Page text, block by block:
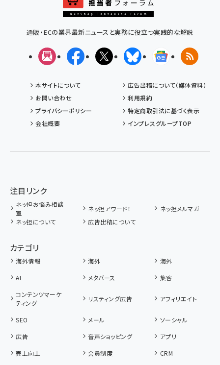
通販・ECの業界最新ニュースと実務に役立つ実践的な解説
メルマガFacebookX(エックス)BlueskyGoogleニュ
RSS
本サイトについて
広告出稿について（媒体資料）
お問い合わせ
利用規約
プライバシーポリシー
特定商取引法に基づく表示
会社概要
インプレスグループTOP
注目リンク
ネッ担お悩み相談
室
ネッ担アワード！
ネッ担メルマガ
ネッ担について
広告出稿について
カテゴリ
海外情報 海外
海外
AI
メタバース
集客
コンテンツマーケ
ティング
リスティング広告 アフィリエイト
SEO メール
ソーシャル
広告
音声ショッピング
アプリ
売上向上
会員制度
CRM